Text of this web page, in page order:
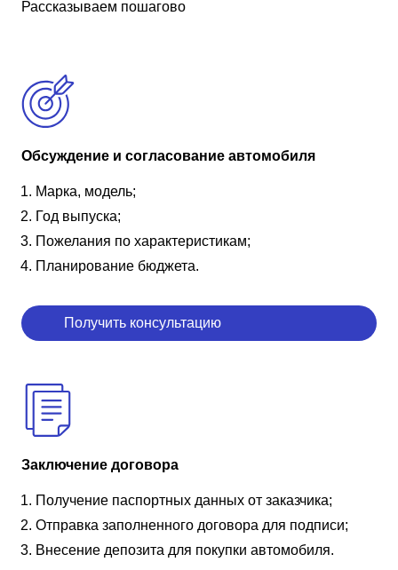
Рассказываем пошагово
Обсуждение и согласование автомобиля
Марка, модель;
Год выпуска;
Пожелания по характеристикам;
Планирование бюджета.
Получить консультацию
Заключение договора
Получение паспортных данных от заказчика;
Отправка заполненного договора для подписи;
Внесение депозита для покупки автомобиля.